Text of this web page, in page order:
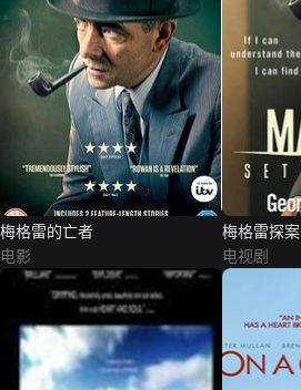
梅格雷的亡者
电影
梅格雷探案
电视剧